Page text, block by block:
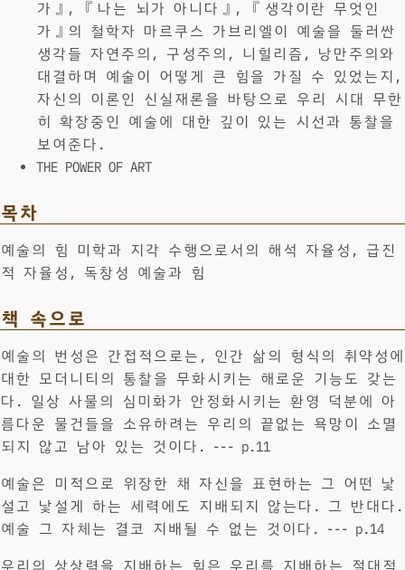
가』, 『나는 뇌가 아니다』, 『생각이란 무엇인
가』의 철학자 마르쿠스 가브리엘이 예술을 둘러싼
생각들 자연주의, 구성주의, 니힐리즘, 낭만주의와
대결하며 예술이 어떻게 큰 힘을 가질 수 있었는지,
자신의 이론인 신실재론을 바탕으로 우리 시대 무한
히 확장중인 예술에 대한 깊이 있는 시선과 통찰을
보여준다.
THE POWER OF ART
목차
예술의 힘 미학과 지각 수행으로서의 해석 자율성, 급진
적 자율성, 독창성 예술과 힘
책 속으로
예술의 번성은 간접적으로는, 인간 삶의 형식의 취약성에
대한 모더니티의 통찰을 무화시키는 해로운 기능도 갖는
다. 일상 사물의 심미화가 안정화시키는 환영 덕분에 아
름다운 물건들을 소유하려는 우리의 끝없는 욕망이 소멸
되지 않고 남아 있는 것이다. --- p.11
예술은 미적으로 위장한 채 자신을 표현하는 그 어떤 낯
설고 낯설게 하는 세력에도 지배되지 않는다. 그 반대다.
예술 그 자체는 결코 지배될 수 없는 것이다. --- p.14
우리의 상상력을 지배하는 힘은 우리를 지배하는 절대적